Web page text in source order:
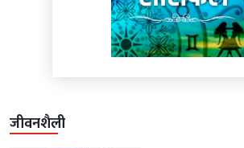
जीवनशैली